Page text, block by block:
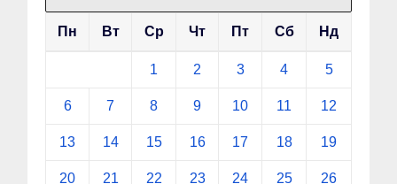
Пн Вт Ср Чт Пт Сб Нд
1 2 3 4 5
6 7 8 9 10 11 12
13 14 15 16 17 18 19
20 21 22 23 24 25 26